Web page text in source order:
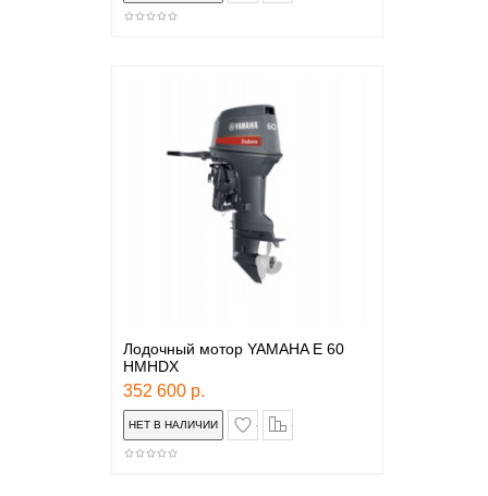
Лодочный мотор YAMAHA E 60
HMHDX
352 600 р.
в закладки